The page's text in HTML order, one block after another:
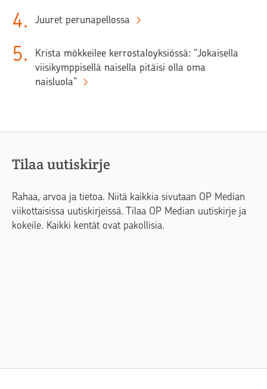
4. Juuret perunapellossa
5.
Krista mökkeilee kerrostaloyksiössä: ”Jokaisella
viisikymppisellä naisella pitäisi olla oma
naisluola”
Tilaa uutiskirje
Rahaa, arvoa ja tietoa. Niitä kaikkia sivutaan OP Median
viikottaisissa uutiskirjeissä. Tilaa OP Median uutiskirje ja
kokeile. Kaikki kentät ovat pakollisia.